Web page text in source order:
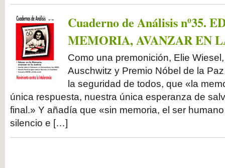
Cuaderno de Análisis nº35.
MEMORIA, AVANZAR EN
Como una premonición, Elie
Auschwitz y Premio Nóbel de la
la seguridad de todos, que «la
única respuesta, nuestra única esperanza de
final.» Y añadía que «sin memoria, el ser
silencio e […]